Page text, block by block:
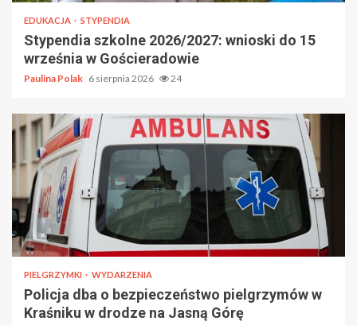
EDUKACJA STYPENDIA
Stypendia szkolne 2026/2027: wnioski do 15
września w Gościeradowie
Paulina Polak 6 sierpnia 2026 24
PIELGRZYMKI WYDARZENIA
Policja dba o bezpieczeństwo pielgrzymów w
Kraśniku w drodze na Jasną Górę